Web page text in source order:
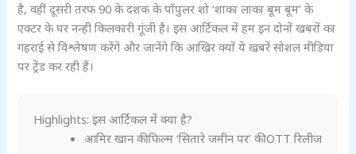
है, वहीं दूसरी तरफ 90 के दशक के पॉपुलर शो ‘शाका लाका बूम बूम’ के
एक्टर के घर नन्ही किलकारी गूंजी है। इस आर्टिकल में हम इन दोनों खबरों का
गहराई से विश्लेषण करेंगे और जानेंगे कि आखिर क्यों ये खबरें सोशल मीडिया
पर ट्रेंड कर रही हैं।
Highlights: इस आर्टिकल में क्या है?
आमिर खान की फिल्म ‘सितारे जमीन पर’ की OTT रिलीज